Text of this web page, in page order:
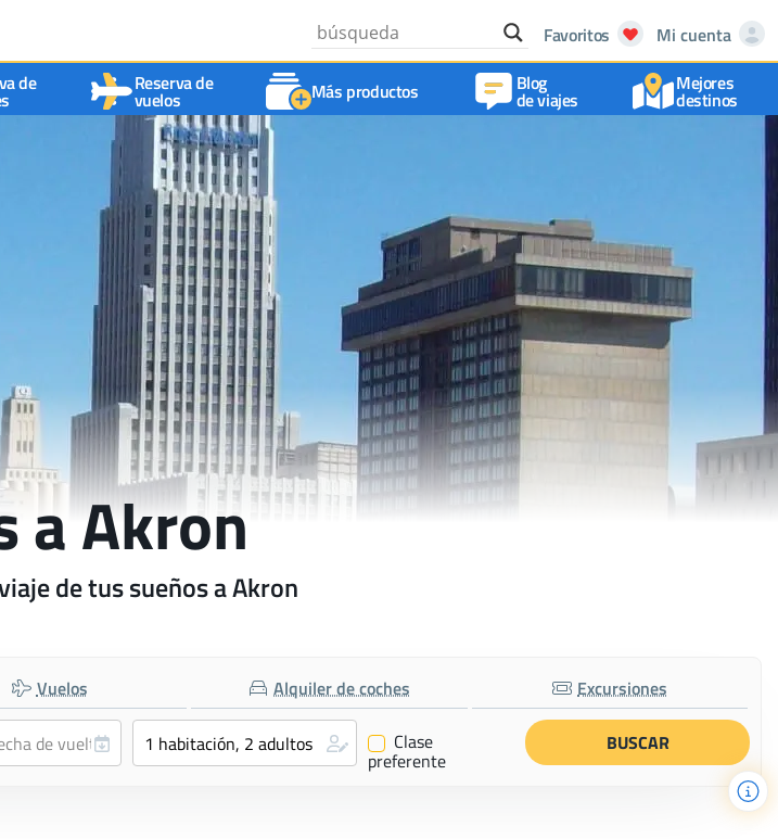
Favoritos
Mi cuenta
de Reserva de
vuelos Más productos Blog
de viajes
Mejores
destinos
a Akron
de tus sueños a Akron
Vuelos Alquiler de coches Excursiones
✔ Clase
preferente